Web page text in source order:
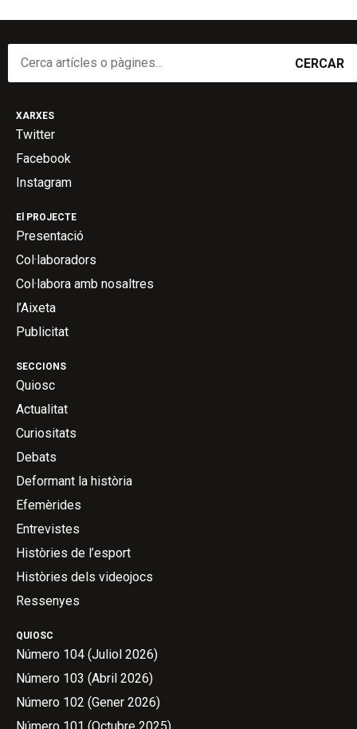
CERCAR
QUIOSC
Número 104 (Juliol 2026)
Número 103 (Abril 2026)
Número 102 (Gener 2026)
SECCIONS
Quiosc
Actualitat
Curiositats
Debats
Deformant la història
Efemèrides
Entrevistes
Històries de l’esport
Històries dels videojocs
Ressenyes
El PROJECTE
Presentació
Col·laboradors
Col·labora amb nosaltres
l’Aixeta
Publicitat
XARXES
Twitter
Facebook
Instagram